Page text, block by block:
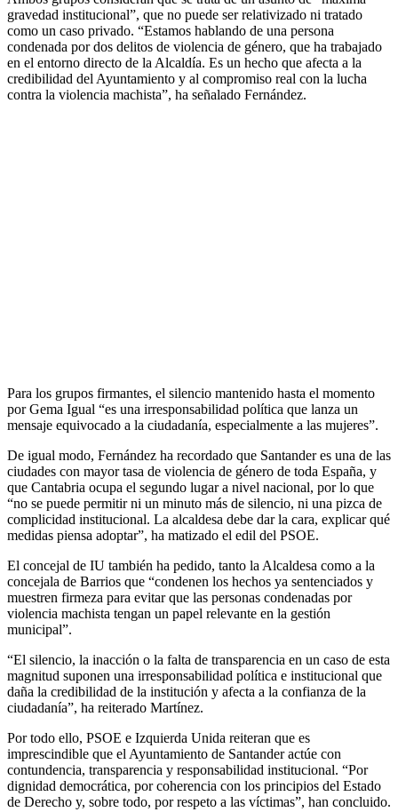
gravedad institucional”, que no puede ser relativizado ni tratado
como un caso privado. “Estamos hablando de una persona
condenada por dos delitos de violencia de género, que ha trabajado
en el entorno directo de la Alcaldía. Es un hecho que afecta a la
credibilidad del Ayuntamiento y al compromiso real con la lucha
contra la violencia machista”, ha señalado Fernández.
Para los grupos firmantes, el silencio mantenido hasta el momento
por Gema Igual “es una irresponsabilidad política que lanza un
mensaje equivocado a la ciudadanía, especialmente a las mujeres”.
De igual modo, Fernández ha recordado que Santander es una de las
ciudades con mayor tasa de violencia de género de toda España, y
que Cantabria ocupa el segundo lugar a nivel nacional, por lo que
“no se puede permitir ni un minuto más de silencio, ni una pizca de
complicidad institucional. La alcaldesa debe dar la cara, explicar qué
medidas piensa adoptar”, ha matizado el edil del PSOE.
El concejal de IU también ha pedido, tanto la Alcaldesa como a la
concejala de Barrios que “condenen los hechos ya sentenciados y
muestren firmeza para evitar que las personas condenadas por
violencia machista tengan un papel relevante en la gestión
municipal”.
“El silencio, la inacción o la falta de transparencia en un caso de esta
magnitud suponen una irresponsabilidad política e institucional que
daña la credibilidad de la institución y afecta a la confianza de la
ciudadanía”, ha reiterado Martínez.
Por todo ello, PSOE e Izquierda Unida reiteran que es
imprescindible que el Ayuntamiento de Santander actúe con
contundencia, transparencia y responsabilidad institucional. “Por
dignidad democrática, por coherencia con los principios del Estado
de Derecho y, sobre todo, por respeto a las víctimas”, han concluido.